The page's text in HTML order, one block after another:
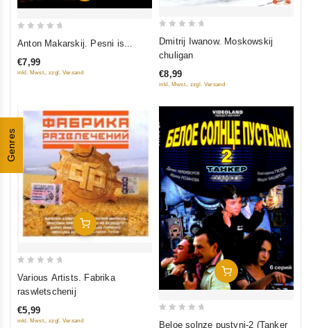
Genres
of
Anton Makarskij. Pesni is...
€7,99
inkl. Mwst., zzgl. Versand
5
Dmitrij Iwanow. Moskowskij
chuligan
€8,99
inkl. Mwst., zzgl. Versand
In Den Warenkorb
5
Various Artists. Fabrika
raswletschenij
€5,99
inkl. Mwst., zzgl. Versand
In Den Warenkorb
Beloe solnze pustyni-2 (Tanker